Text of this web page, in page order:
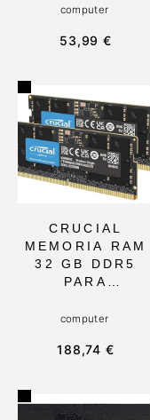
(2X16GB) CON
RENDIMIENTO
TÉRMICA,
IDEAL PARA
JUGADORES Y
ENTUSIASTAS
DEL
RENDIMIENTO
PLATAFORMAS
AMD E INTEL
computer
53,99 €
CRUCIAL
MEMORIA RAM
32 GB DDR5
PARA
PORTÁTILES,
DIMM CON
Y AMD EXPO,
IDEAL PARA
computer
188,74 €